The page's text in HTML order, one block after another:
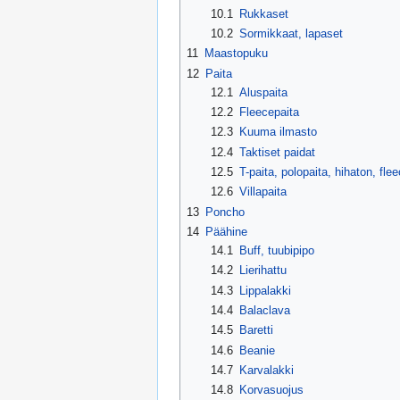
10.1
Rukkaset
10.2 Sormikkaat, lapaset
11 Maastopuku
12 Paita
12.1 Aluspaita
12.2
Fleecepaita
12.3
Kuuma ilmasto
12.4 Taktiset paidat
12.5 T-paita, polopaita, hihaton,
12.6 Villapaita
13 Poncho
14 Päähine
14.1
Buff, tuubipipo
14.2
Lierihattu
14.3 Lippalakki
14.4
Balaclava
14.5
Baretti
14.6 Beanie
14.7
Karvalakki
14.8
Korvasuojus